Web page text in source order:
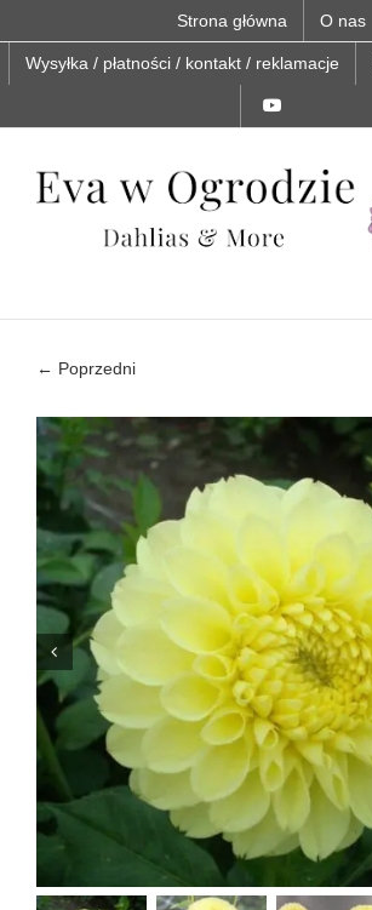
content
Strona główna O nas
Wysyłka / płatności / kontakt / reklamacje
← Poprzedni